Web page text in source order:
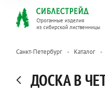
Строганные изделия
из сибирской лиственницы
Санкт-Петербург Каталог
ДОСКА В